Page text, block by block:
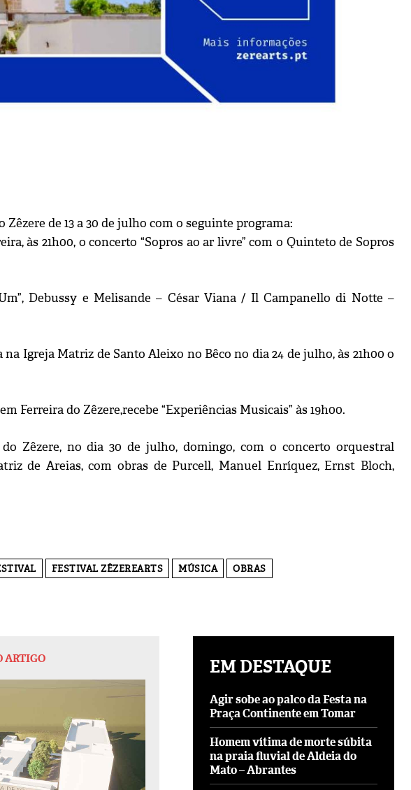
de 13 a 30 de julho com o seguinte programa:
às 21h00, o concerto “Sopros ao ar livre” com o Quinteto de Sopros
Debussy e Melisande – César Viana / Il Campanello di Notte –
Igreja Matriz de Santo Aleixo no Bêco no dia 24 de julho, às 21h00 o
Ferreira do Zêzere,recebe “Experiências Musicais” às 19h00.
Zêzere, no dia 30 de julho, domingo, com o concerto orquestral
de Areias, com obras de Purcell, Manuel Enríquez, Ernst Bloch,
FESTIVAL ZÊZEREARTS MÚSICA OBRAS
ARTIGO EM DESTAQUE
Agir sobe ao palco da Festa na
Praça Continente em Tomar
Homem vítima de morte súbita
na praia fluvial de Aldeia do
Mato – Abrantes